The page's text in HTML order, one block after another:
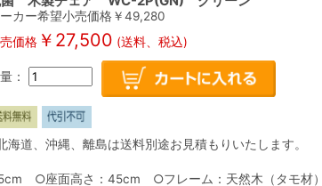
ーカー希望小売価格￥49,280
価格￥ 27,500 (送料、税込)
：
海道、沖縄、離島は送料別途お見積もりいたします。
○座面高さ：45cm ○フレーム：天然木（タモ材